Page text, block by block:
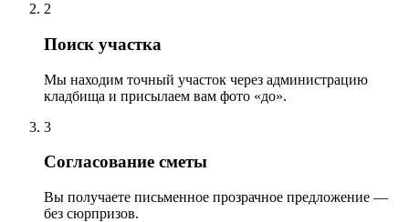
2
Поиск участка
Мы находим точный участок через администрацию
кладбища и присылаем вам фото «до».
3
Согласование сметы
Вы получаете письменное прозрачное предложение —
без сюрпризов.